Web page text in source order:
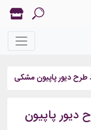
طرح دیور پاپیون مشکی کرم
دیور پاپیون